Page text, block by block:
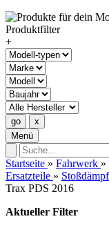
+
Menü
Startseite » Fahrwerk »
Ersatzteile »
Trax PDS 2016
Aktueller Filter